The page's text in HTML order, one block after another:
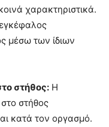
χαρακτηριστικά.
μέσω των ίδιων
στήθος: Η
στήθος
κατά τον οργασμό.